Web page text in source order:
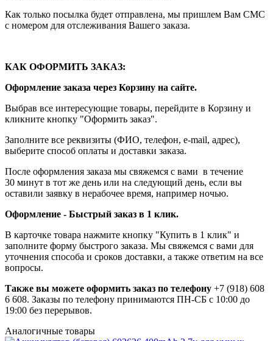
Как только посылка будет отправлена, мы пришлем Вам СМС
с номером для отслеживания Вашего заказа.
КАК ОФОРМИТЬ ЗАКАЗ:
Оформление заказа через Корзину на сайте.
Выбрав все интересующие товары, перейдите в Корзину и
кликните кнопку "Оформить заказ".
Заполните все реквизиты (ФИО, телефон, e-mail, адрес),
выберите способ оплаты и доставки заказа.
После оформления заказа мы свяжемся с вами в течение
30 минут в тот же день или на следующий день, если вы
оставили заявку в нерабочее время, например ночью.
Оформление - Быстрый заказ в 1 клик.
В карточке товара нажмите кнопку "Купить в 1 клик" и
заполните форму быстрого заказа. Мы свяжемся с вами для
уточнения способа и сроков доставки, а также ответим на все
вопросы.
Также вы можете оформить заказ по телефону +7 (918) 608
6 608. Заказы по телефону принимаются ПН-СБ с 10:00 до
19:00 без перерывов.
Аналогичные товары